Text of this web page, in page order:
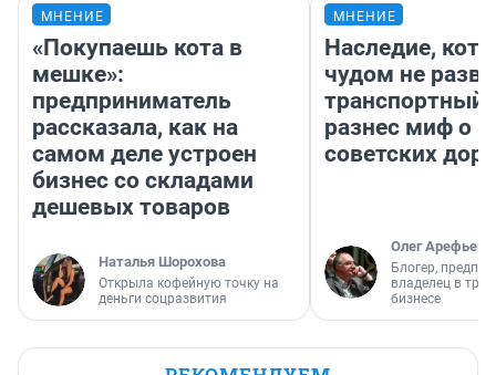
МНЕНИЕ
«Покупаешь кота в
мешке»:
предприниматель
рассказала, как на
самом деле устроен
бизнес со складами
дешевых товаров
Наталья Шорохова
Открыла кофейную точку на
деньги соцразвития
МНЕНИЕ
Наследие,
чудом не
транспортный
разнес миф о
советских
Олег Арефьев
Блогер,
владелец в
бизнесе